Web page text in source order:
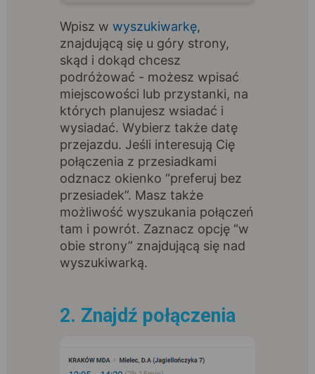
Wpisz w wyszukiwarkę,
znajdującą się u góry strony,
skąd i dokąd chcesz
podróżować - możesz wpisać
miejscowości lub przystanki, na
których planujesz wsiadać i
wysiadać. Wybierz także datę
przejazdu. Jeśli interesują Cię
połączenia z przesiadkami
odznacz okienko “preferuj bez
przesiadek”. Masz także
możliwość wyszukania połączeń
tam i powrót. Zaznacz opcję “w
obie strony” znajdującą się nad
wyszukiwarką.
2. Znajdź połączenia